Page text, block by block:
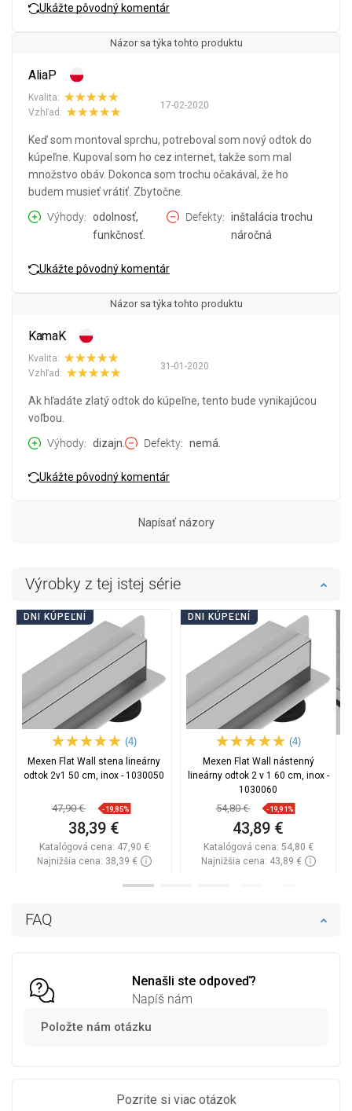
FAQ
Nenašli ste odpoveď?
Napíš nám
Položte nám otázku
Pozrite si viac otázok
Ukážte pôvodný komentár
Názor sa týka tohto produktu
AliaP
17-02-2020
Kvalita:
Vzhľad:
Keď som montoval sprchu, potreboval som nový odtok do
kúpeľne. Kupoval som ho cez internet, takže som mal
množstvo obáv. Dokonca som trochu očakával, že ho
budem musieť vrátiť. Zbytočne.
Výhody
odolnosť,
funkčnosť.
Defekty
inštalácia trochu
náročná
Ukážte pôvodný komentár
Názor sa týka tohto produktu
KamaK
31-01-2020
Kvalita:
Vzhľad:
Ak hľadáte zlatý odtok do kúpeľne, tento bude vynikajúcou
voľbou.
Výhody
dizajn. Defekty nemá.
Ukážte pôvodný komentár
Napísať názory
Výrobky z tej istej série
DNI KÚPEĽNÍ
(4)
Mexen Flat Wall stena lineárny
odtok 2v1 50 cm, inox - 1030050
47,90 € -19,85%
38,39 €
Katalógová cena: 47,90 €
Najnižšia cena: 38,39 €
DNI KÚPEĽNÍ
(4)
Mexen Flat Wall nástenný
lineárny odtok 2 v 1 60 cm, inox -
1030060
54,80 € -19,91%
43,89 €
Katalógová cena: 54,80 €
Najnižšia cena: 43,89 €